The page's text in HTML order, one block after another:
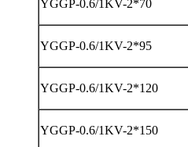
YGGP-0.6/1KV-2*70
YGGP-0.6/1KV-2*95
YGGP-0.6/1KV-2*120
YGGP-0.6/1KV-2*150